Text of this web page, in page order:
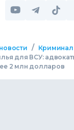
/ Криминал
для ВСУ:
2 млн долларов